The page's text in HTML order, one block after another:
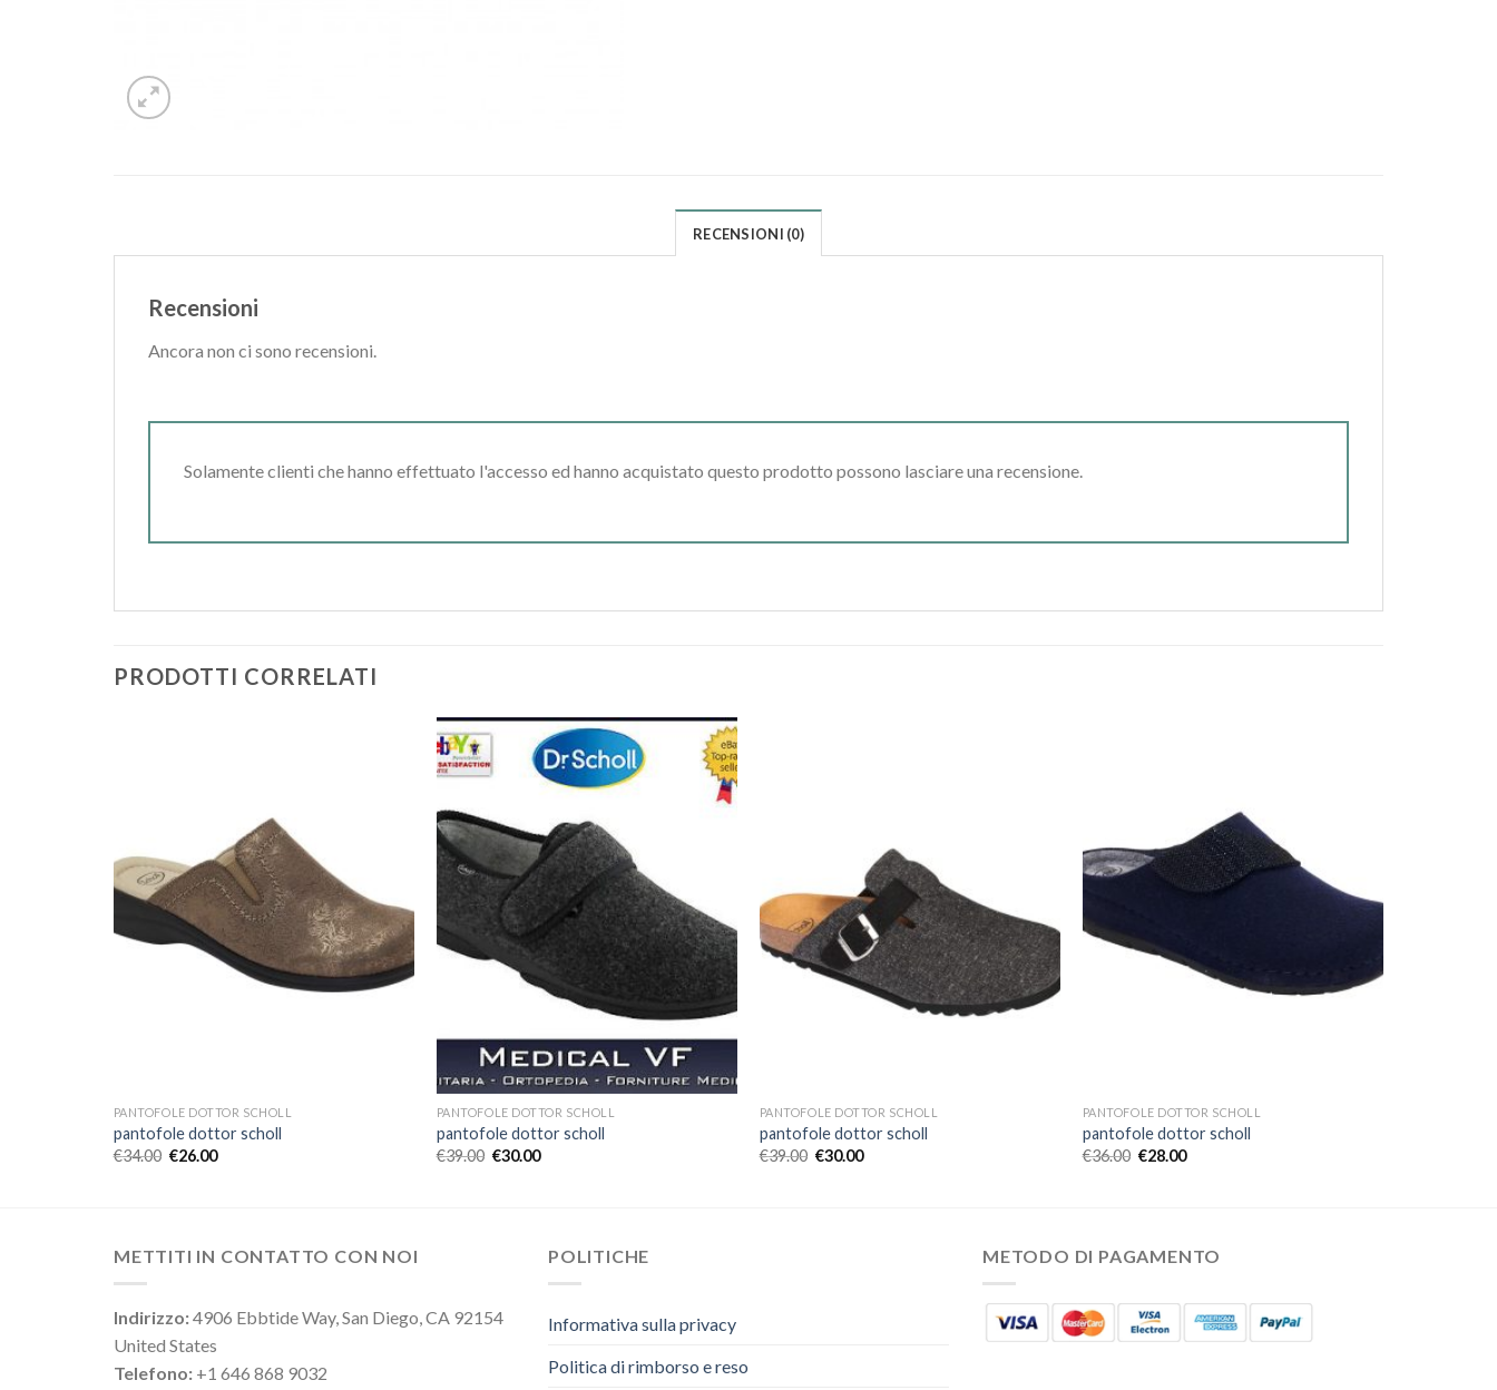
RECENSIONI (0)
Recensioni
Ancora non ci sono recensioni.
Solamente clienti che hanno effettuato l'accesso ed hanno acquistato questo prodotto possono lasciare una recensione.
PRODOTTI CORRELATI
PANTOFOLE DOTTOR SCHOLL
pantofole dottor scholl
€34.00 €26.00
PANTOFOLE DOTTOR SCHOLL
pantofole dottor scholl
€39.00 €30.00
PANTOFOLE DOTTOR SCHOLL
pantofole dottor scholl
€39.00 €30.00
PANTOFOLE DOTTOR SCHOLL
pantofole dottor scholl
€36.00 €28.00
METTITI IN CONTATTO CON NOI
Indirizzo:4906 Ebbtide Way, San Diego, CA 92154
United States
Telefono: +1 646 868 9032
POLITICHE
Informativa sulla privacy
Politica di rimborso e reso
METODO DI PAGAMENTO